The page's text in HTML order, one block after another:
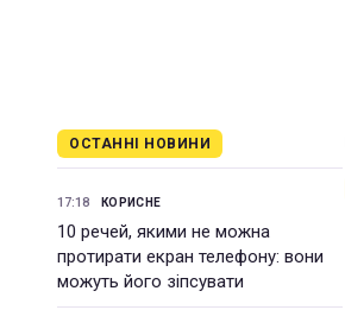
ОСТАННІ НОВИНИ
17:18 КОРИСНЕ
10 речей, якими не можна
протирати екран телефону: вони
можуть його зіпсувати